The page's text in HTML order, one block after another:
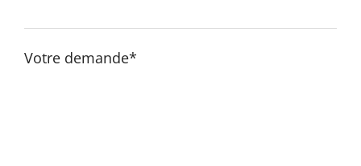
Votre demande*